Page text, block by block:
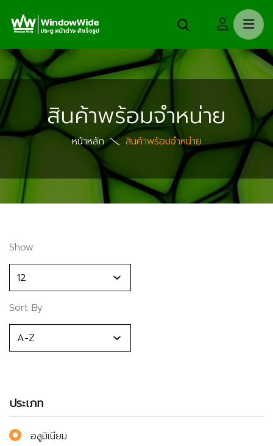
สินค้าพร้อมจำหน่าย
หน้าหลัก สินค้าพร้อมจำหน่าย
Show
Sort By
ประเภท
อลูมิเนียม